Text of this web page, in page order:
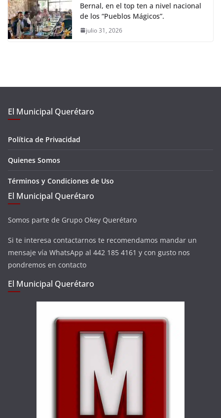
Bernal, en el top ten a nivel nacional
de los “Pueblos Mágicos”.
julio 31, 2026
El Municipal Querétaro
Política de Privacidad
Quienes Somos
Términos y Condiciones de Uso
El Municipal Querétaro
Somos parte de Grupo Okey Querétaro
Si te interesa contactarnos te recomendamos mandar un
mensaje vía WhatsApp al 442 185 4161 y con gusto nos
pondremos en contacto
El Municipal Querétaro